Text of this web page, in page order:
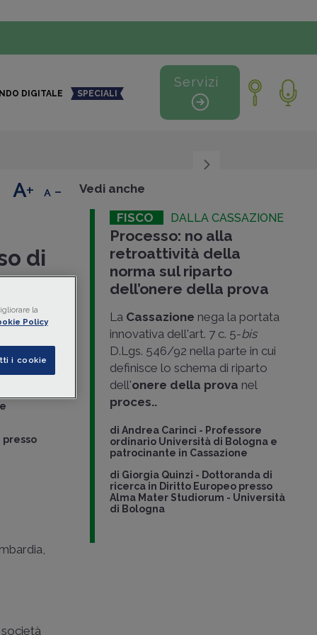
DIGITALE SPECIALI
Servizi
di
del
la
del
presso
+ -
società
Vedi anche
FISCO DALLA CASSAZIONE
Processo: no alla
retroattività della
norma sul riparto
dell’onere della prova
La Cassazione nega la portata
innovativa dell'art. 7 c. 5-bis
D.Lgs. 546/92 nella parte in cui
definisce lo schema di riparto
dell'onere della prova nel
proces..
di Andrea Carinci - Professore
ordinario Università di Bologna e
patrocinante in Cassazione
di Giorgia Quinzi - Dottoranda di
ricerca in Diritto Europeo presso
Alma Mater Studiorum - Università
di Bologna
la
Policy
i cookie